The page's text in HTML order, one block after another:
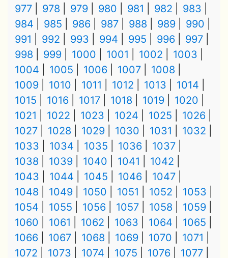
977
978 979 980 981 982
983
984
985 986 987 988 989
990
991
992 993 994 995 996
997
998
999 1000 1001 1002
1003
1004
1005 1006 1007
1008
1009
1010 1011 1012 1013
1014
1015
1016 1017 1018 1019
1020
1021
1022 1023 1024 1025
1026
1027
1028 1029 1030 1031
1032
1033
1034 1035 1036
1037
1038
1039 1040 1041
1042
1043
1044 1045 1046
1047
1048
1049 1050 1051 1052
1053
1054
1055 1056 1057 1058
1059
1060
1061 1062 1063 1064
1065
1066
1067 1068 1069 1070
1071
1072
1073 1074 1075 1076 1077